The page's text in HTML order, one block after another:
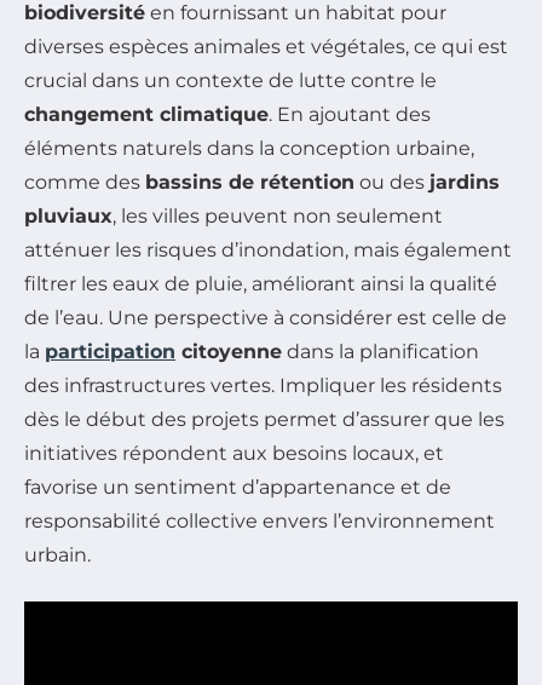
biodiversité en fournissant un habitat pour
diverses espèces animales et végétales, ce qui est
crucial dans un contexte de lutte contre le
changement climatique. En ajoutant des
éléments naturels dans la conception urbaine,
comme des bassins de rétention ou des jardins
pluviaux, les villes peuvent non seulement
atténuer les risques d’inondation, mais également
filtrer les eaux de pluie, améliorant ainsi la qualité
de l’eau. Une perspective à considérer est celle de
la participation citoyenne dans la planification
des infrastructures vertes. Impliquer les résidents
dès le début des projets permet d’assurer que les
initiatives répondent aux besoins locaux, et
favorise un sentiment d’appartenance et de
responsabilité collective envers l’environnement
urbain.